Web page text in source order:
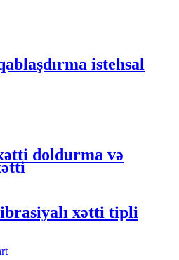
istehsal
doldurma və
xətti tipli